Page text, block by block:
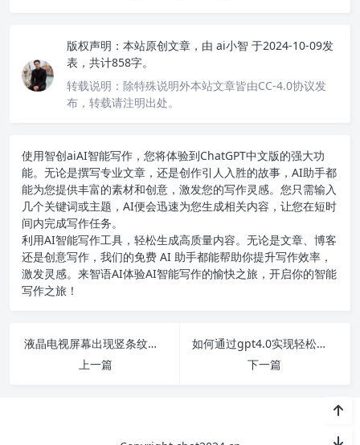
版权声明： 本站原创文章，由 ai小智 于2024-10-09发
表，共计858字。
转载说明： 除特殊说明外本站文章皆由CC-4.0协议发
布，转载请注明出处。
使用智创aiAI智能写作 ，您将体验到ChatGPT中文版的强大功
能。无论是撰写专业文章，还是创作引人入胜的故事，AI助手都
能为您提供丰富的素材和创意，激发您的写作灵感。您只需输入
几个关键词或主题，AI便会迅速为您生成相关内容，让您在短时
间内完成写作任务。
利用AI智能写作工具，轻松生成高质量内容。无论是文章、博客
还是创意写作，我们的免费 AI 助手都能帮助你提升写作效率，
激发灵感。来智语AI体验AI智能写作的愉快之旅，开启你的智能
写作之旅！
液晶电视屏幕出现竖条纹，常见故障及解决方案全面解析！
上一篇
如何通过gpt4.0实现轻松搭建个人网站并突破网络访问限制的详细攻略
下一篇